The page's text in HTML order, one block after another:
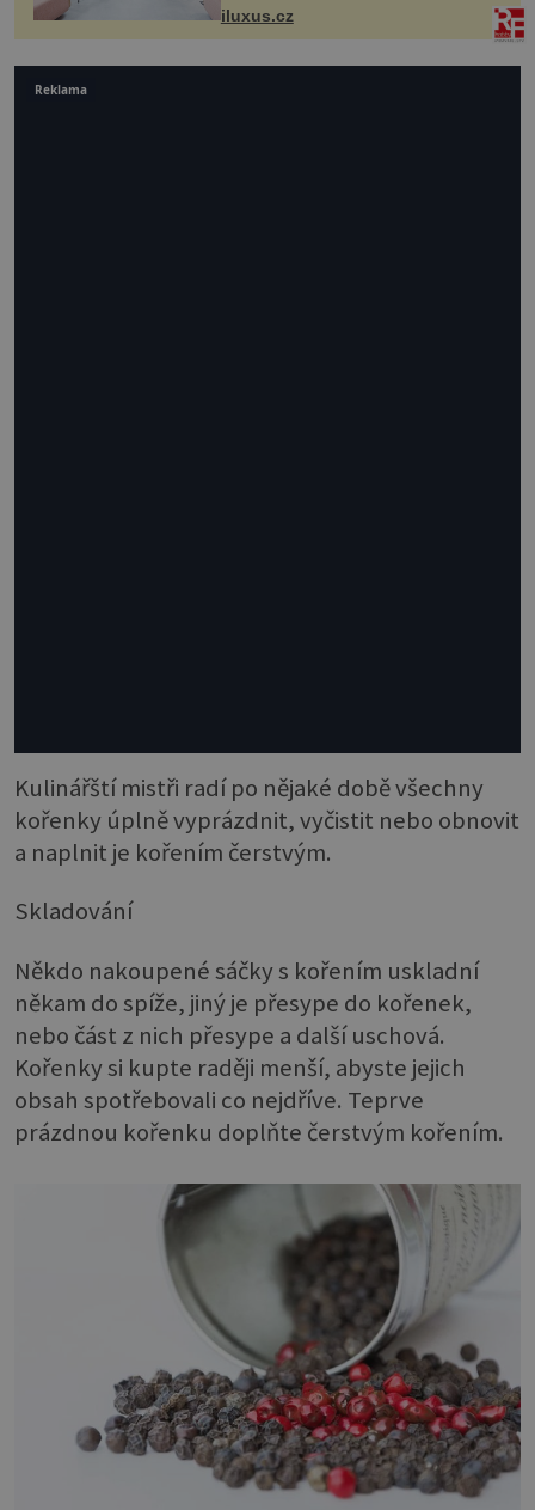
budov Media...
iluxus.cz
Kulinářští mistři radí po nějaké době všechny
kořenky úplně vyprázdnit, vyčistit nebo obnovit
a naplnit je kořením čerstvým.
Skladování
Někdo nakoupené sáčky s kořením uskladní
někam do spíže, jiný je přesype do kořenek,
nebo část z nich přesype a další uschová.
Kořenky si kupte raději menší, abyste jejich
obsah spotřebovali co nejdříve. Teprve
prázdnou kořenku doplňte čerstvým kořením.
Reklama